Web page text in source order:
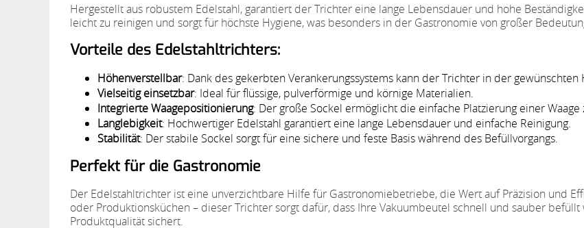
Hergestellt aus robustem Edelstahl, garantiert der Trichter eine lange Lebensdauer und hohe
leicht zu reinigen und sorgt für höchste Hygiene, was besonders in der Gastronomie von großer
Vorteile des Edelstahltrichters:
Höhenverstellbar: Dank des gekerbten Verankerungssystems kann der Trichter in der
Vielseitig einsetzbar: Ideal für flüssige, pulverförmige und körnige Materialien.
Integrierte Waagepositionierung: Der große Sockel ermöglicht die einfache Platzierung einer
Langlebigkeit: Hochwertiger Edelstahl garantiert eine lange Lebensdauer und einfache Reinigung.
Stabilität: Der stabile Sockel sorgt für eine sichere und feste Basis während des Befüllvorgangs.
Perfekt für die Gastronomie
Der Edelstahltrichter ist eine unverzichtbare Hilfe für Gastronomiebetriebe, die Wert auf Präzision und
oder Produktionsküchen – dieser Trichter sorgt dafür, dass Ihre Vakuumbeutel schnell und sauber
Produktqualität sichert.